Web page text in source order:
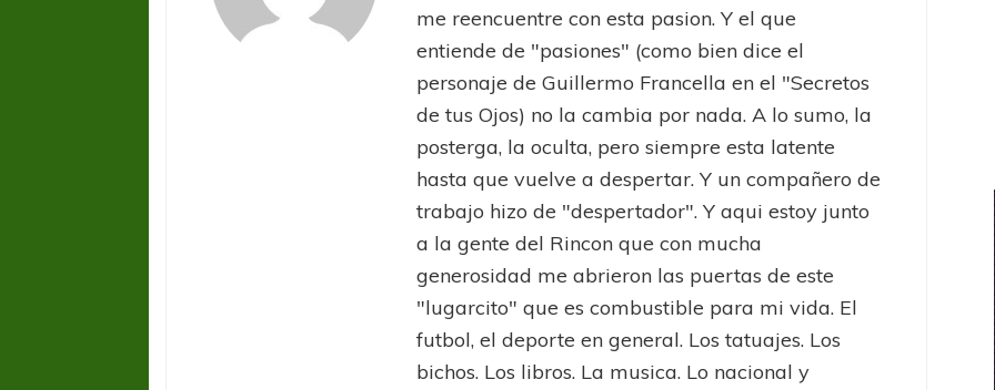
me reencuentre con esta pasion. Y el que
entiende de "pasiones" (como bien dice el
personaje de Guillermo Francella en el "Secretos
de tus Ojos) no la cambia por nada. A lo sumo, la
posterga, la oculta, pero siempre esta latente
hasta que vuelve a despertar. Y un compañero de
trabajo hizo de "despertador". Y aqui estoy junto
a la gente del Rincon que con mucha
generosidad me abrieron las puertas de este
"lugarcito" que es combustible para mi vida. El
futbol, el deporte en general. Los tatuajes. Los
bichos. Los libros. La musica. Lo nacional y
FÚTBOL FEMENINO FÚTBOL FEMENINO
LIGA DE LA COSTA
Las campeonas festejaron ante su gente
FÚTBOL FEMENINO
OTRAS LIGAS FEM
Tiro se quedó con la primera semifinal